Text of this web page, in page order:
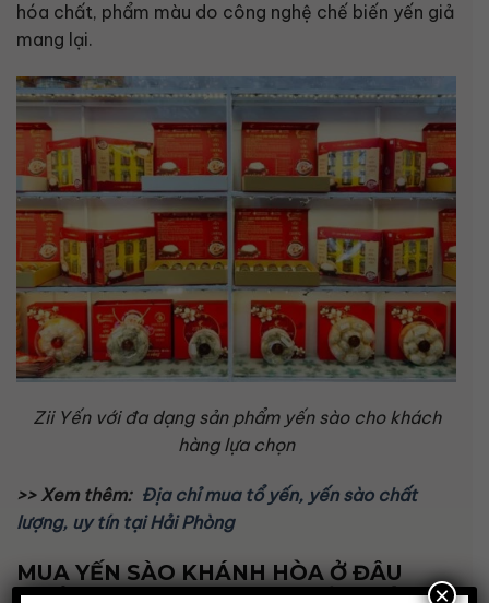
hóa chất, phẩm màu do công nghệ chế biến yến giả
mang lại.
Zii Yến với đa dạng sản phẩm yến sào cho khách
hàng lựa chọn
>> Xem thêm: Địa chỉ mua tổ yến, yến sào chất
lượng, uy tín tại Hải Phòng
MUA YẾN SÀO KHÁNH HÒA Ở ĐÂU
×